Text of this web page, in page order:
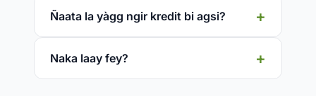
Ñaata la yàgg ngir kredit bi agsi?
Naka laay fey?